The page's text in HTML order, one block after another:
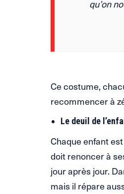
qu’on
Ce costume,
recommencer à
Le deuil de
Chaque enfant
doit renoncer à
jour après jour.
mais il répare